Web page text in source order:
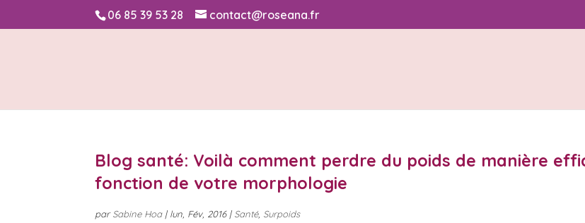
06 85 39 53 28 contact@roseana.fr
Blog santé: Voilà comment perdre du poids de manière
fonction de votre morphologie
parSabine Hoa| lun, Fév, 2016| Santé, Surpoids